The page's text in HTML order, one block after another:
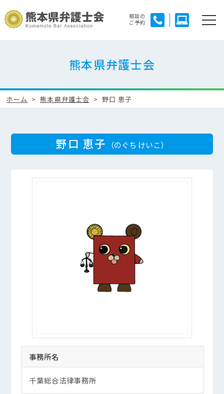
相談の
ご予約
熊本県弁護士会
ホーム 熊本県弁護士会 野口 恵子
野口 恵子 （のぐち けいこ）
事務所名
千葉総合法律事務所